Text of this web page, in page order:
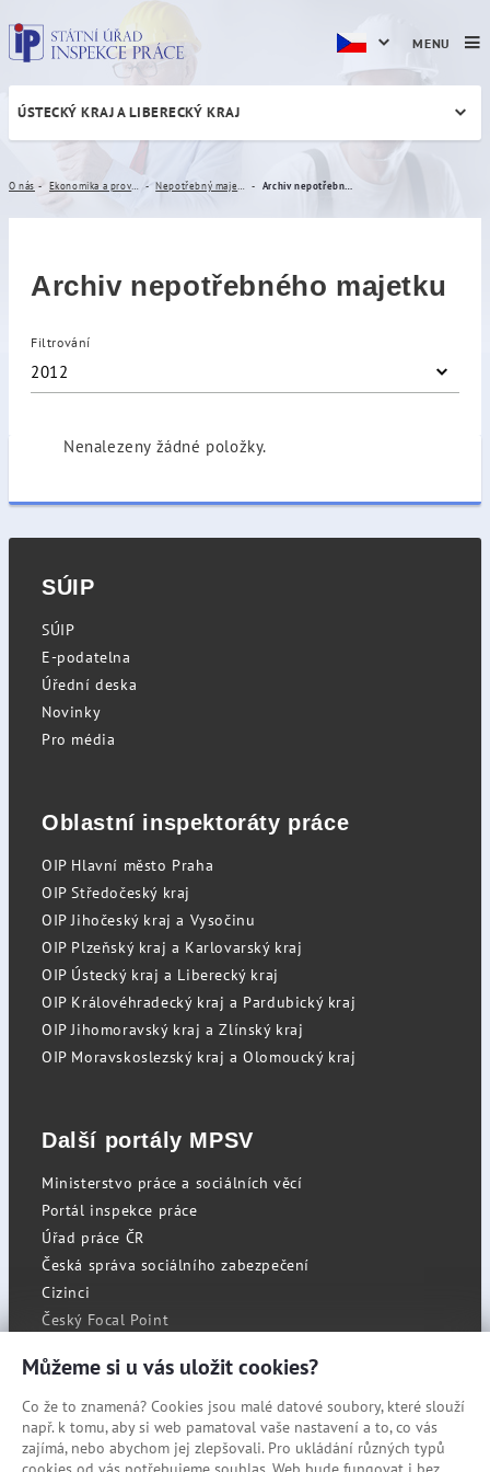
Archiv nepotřebného
ÚSTECKÝ KRAJ A LIBERECKÝ KRAJ
O nás
Archiv nepotřebného majetku
Filtrování
2012
Nenalezeny žádné položky.
MENU
SÚIP
SÚIP
E-podatelna
Úřední deska
Novinky
Pro média
Oblastní inspektoráty práce
OIP Hlavní město Praha
OIP Středočeský kraj
OIP Jihočeský kraj a Vysočinu
OIP Plzeňský kraj a Karlovarský kraj
OIP Ústecký kraj a Liberecký kraj
OIP Královéhradecký kraj a Pardubický kraj
OIP Jihomoravský kraj a Zlínský kraj
OIP Moravskoslezský kraj a Olomoucký kraj
Další portály MPSV
Ministerstvo práce a sociálních věcí
Portál inspekce práce
Úřad práce ČR
Česká správa sociálního zabezpečení
Cizinci
Český Focal Point
RSS
Cookies
Můžeme si u vás uložit cookies?
Co že to znamená? Cookies jsou malé datové soubory, které slouží
např. k tomu, aby si web pamatoval vaše nastavení a to, co vás
zajímá, nebo abychom jej zlepšovali. Pro ukládání různých typů